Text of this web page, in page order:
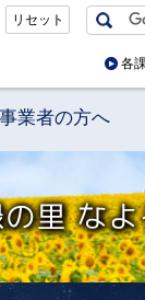
リセット
各
事業者の方へ
なよろ